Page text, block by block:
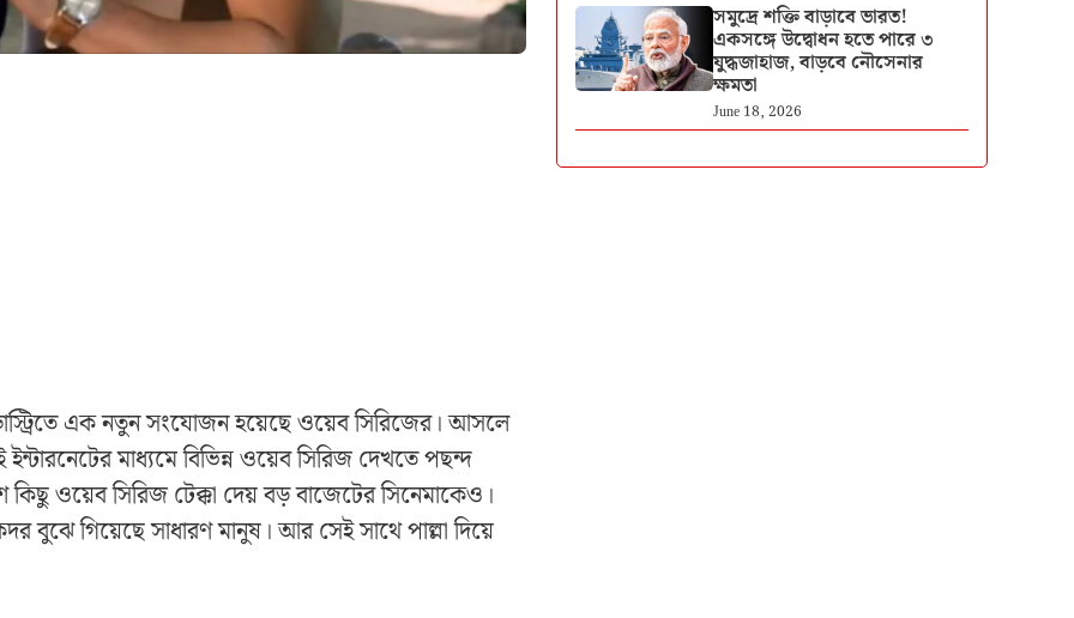
এক নতুন সংযোজন হয়েছে ওয়েব সিরিজের। আসলে
মাধ্যমে বিভিন্ন ওয়েব সিরিজ দেখতে পছন্দ
কিছু ওয়েব সিরিজ টেক্কা দেয় বড় বাজেটের সিনেমাকেও।
বুঝে গিয়েছে সাধারণ মানুষ। আর সেই সাথে পাল্লা দিয়ে
সমুদ্রে শক্তি বাড়াবে ভারত!
একসঙ্গে উদ্বোধন হতে পারে ৩
যুদ্ধজাহাজ, বাড়বে নৌসেনার
ক্ষমতা
June 18, 2026